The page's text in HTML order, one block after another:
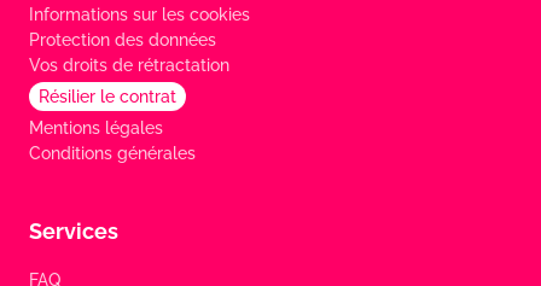
Informations sur les cookies
Protection des données
Vos droits de rétractation
Résilier le contrat
Mentions légales
Conditions générales
Services
FAQ